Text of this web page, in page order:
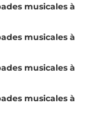
musicales à
musicales à
musicales à
musicales à